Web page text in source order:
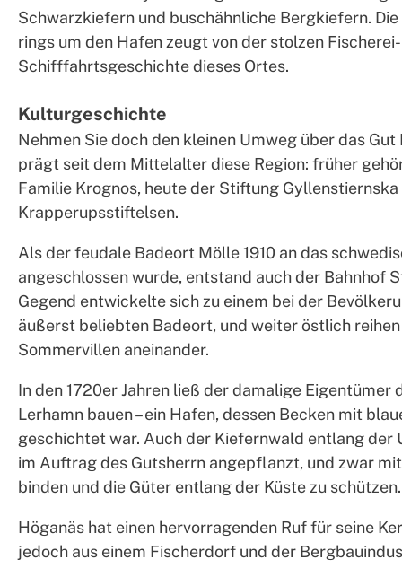
Schwarzkiefern und buschähnliche Bergkiefern.
rings um den Hafen zeugt von der stolzen Fischerei-
Schifffahrtsgeschichte dieses Ortes.
Kulturgeschichte
Nehmen Sie doch den kleinen Umweg über das Gut
prägt seit dem Mittelalter diese Region: früher
Familie Krognos, heute der Stiftung Gyllenstiernska
Krapperupsstiftelsen.
Als der feudale Badeort Mölle 1910 an das
angeschlossen wurde, entstand auch der Bahnhof
Gegend entwickelte sich zu einem bei der
äußerst beliebten Badeort, und weiter östlich
Sommervillen aneinander.
In den 1720er Jahren ließ der damalige Eigentümer
Lerhamn bauen – ein Hafen, dessen Becken mit
geschichtet war. Auch der Kiefernwald entlang der
im Auftrag des Gutsherrn angepflanzt, und zwar
binden und die Güter entlang der Küste zu schützen.
Höganäs hat einen hervorragenden Ruf für seine
jedoch aus einem Fischerdorf und der